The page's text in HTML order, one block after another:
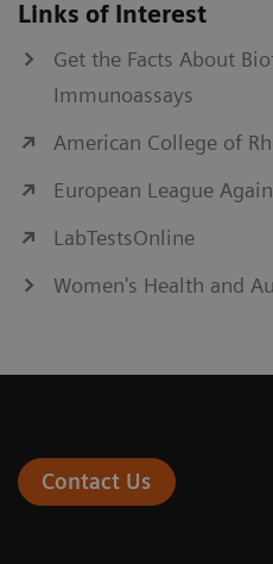
Links of Interest
Get the Facts About
Immunoassays
American College of
European League
LabTestsOnline
Women's Health and
Contact Us